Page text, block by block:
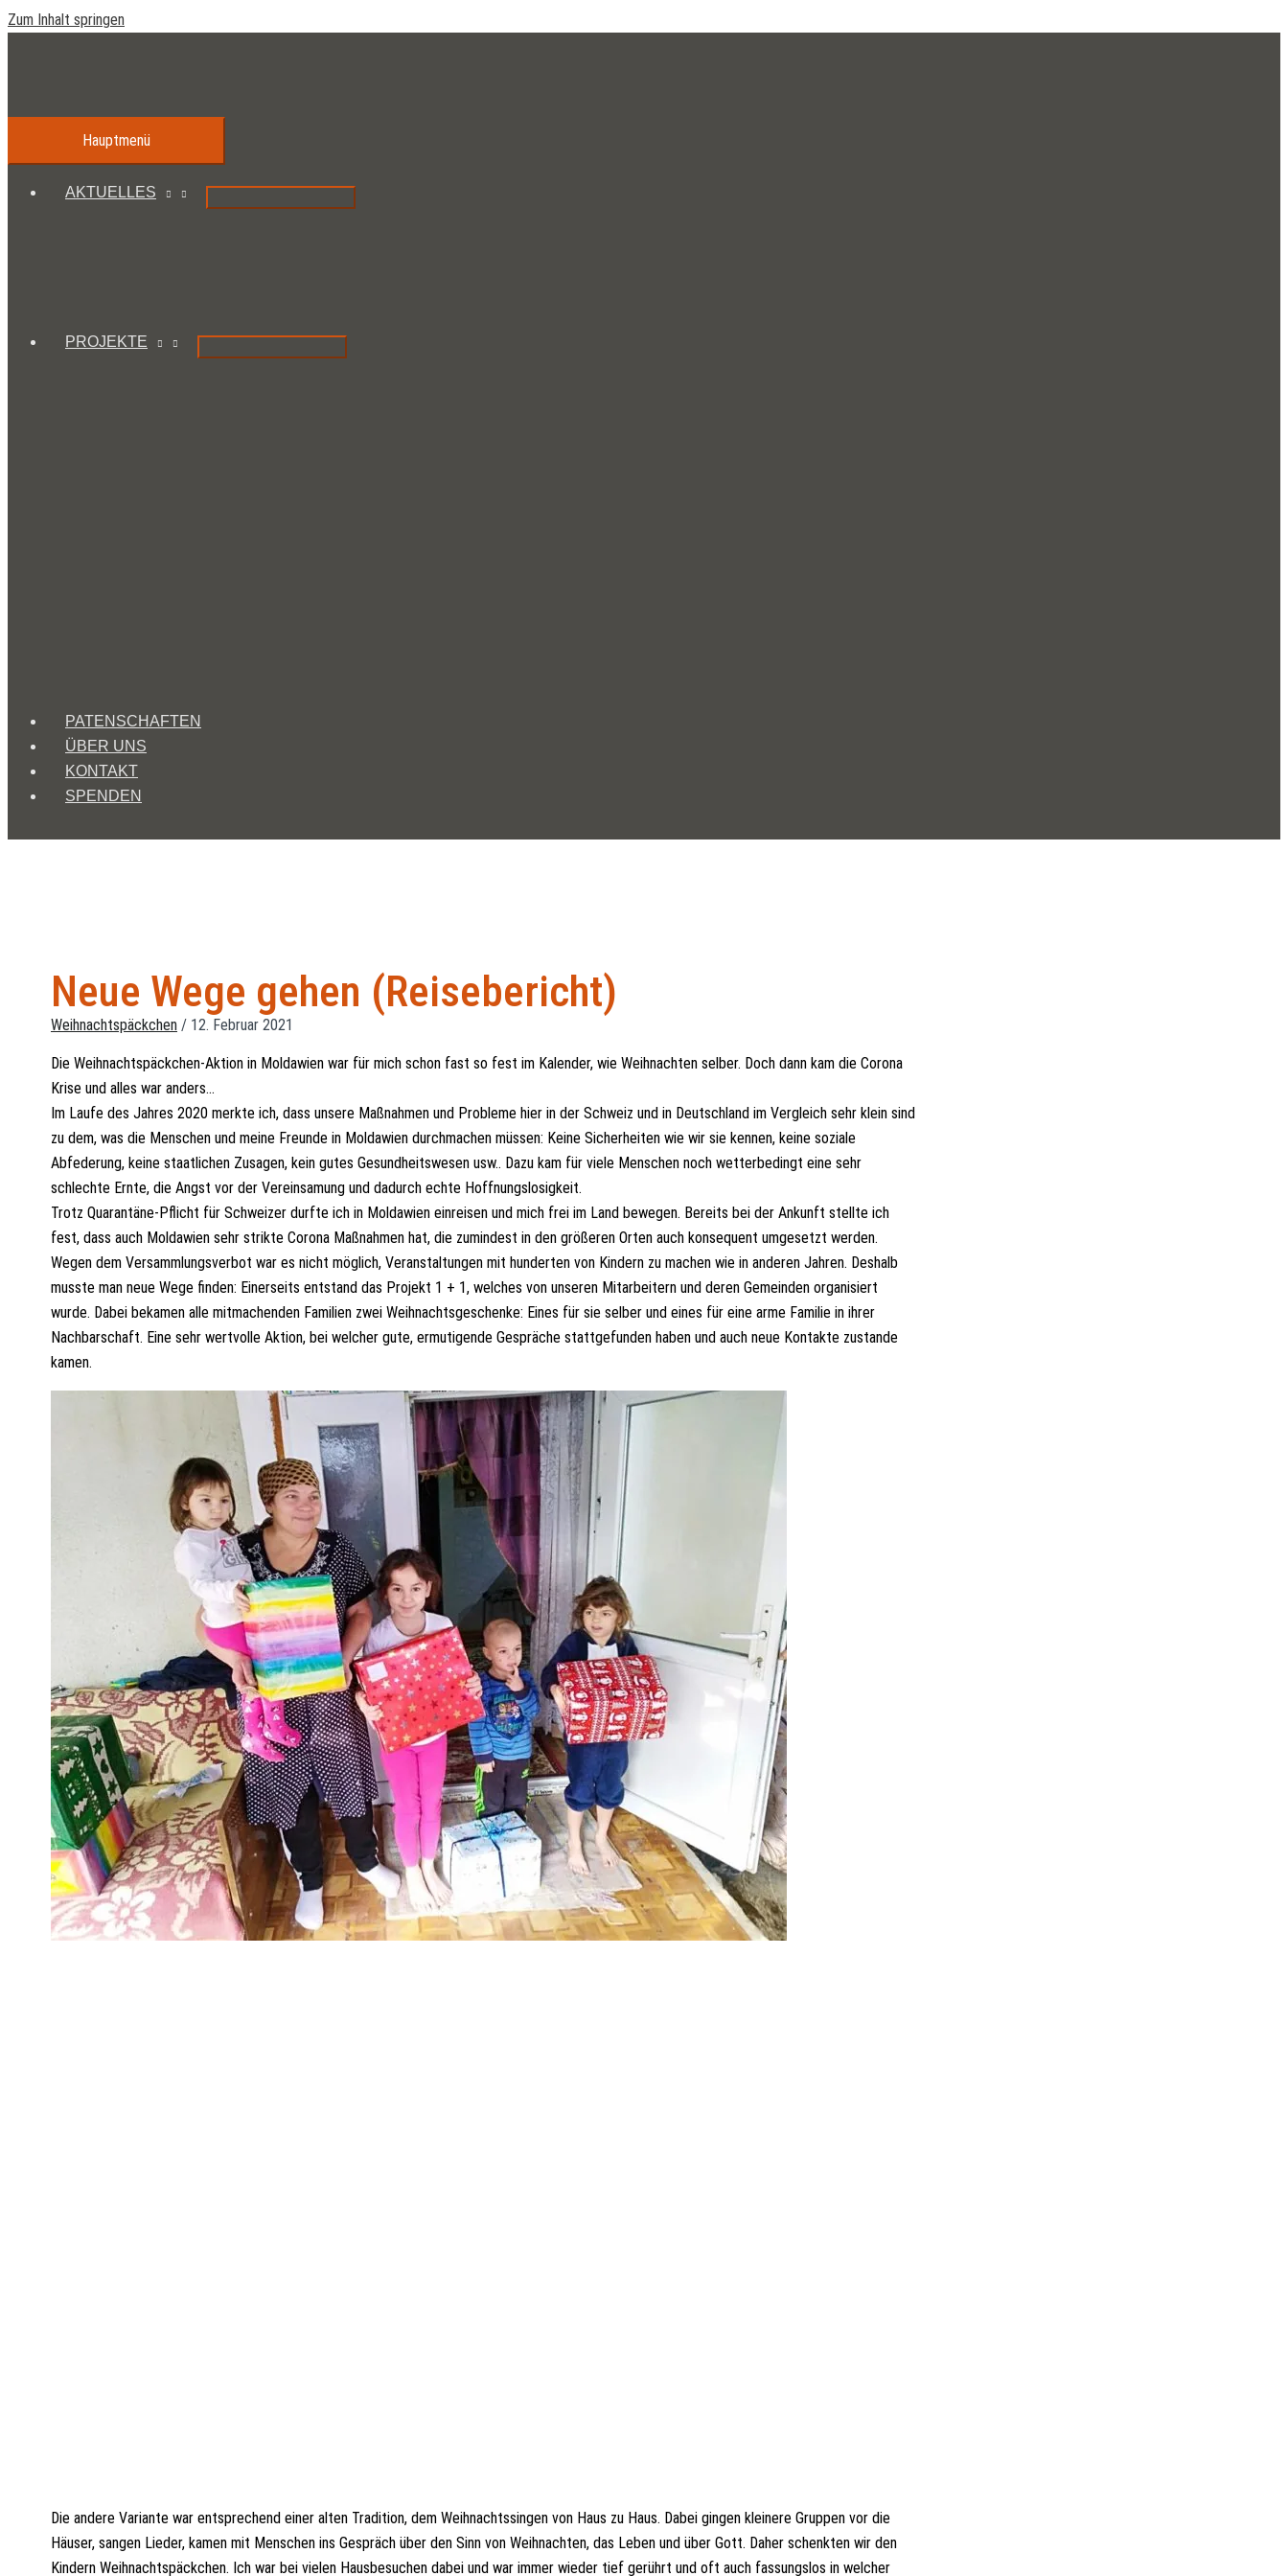
Zum Inhalt springen
Hauptmenü
AKTUELLES
PROJEKTE
PATENSCHAFTEN
ÜBER UNS
KONTAKT
SPENDEN
Neue Wege gehen (Reisebericht)
Weihnachtspäckchen / 12. Februar 2021
Die Weihnachtspäckchen-Aktion in Moldawien war für mich schon fast so fest im Kalender, wie Weihnachten selber. Doch dann kam die Corona
Krise und alles war anders…
Im Laufe des Jahres 2020 merkte ich, dass unsere Maßnahmen und Probleme hier in der Schweiz und in Deutschland im Vergleich sehr klein sind
zu dem, was die Menschen und meine Freunde in Moldawien durchmachen müssen: Keine Sicherheiten wie wir sie kennen, keine soziale
Abfederung, keine staatlichen Zusagen, kein gutes Gesundheitswesen usw.. Dazu kam für viele Menschen noch wetterbedingt eine sehr
schlechte Ernte, die Angst vor der Vereinsamung und dadurch echte Hoffnungslosigkeit.
Trotz Quarantäne-Pflicht für Schweizer durfte ich in Moldawien einreisen und mich frei im Land bewegen. Bereits bei der Ankunft stellte ich
fest, dass auch Moldawien sehr strikte Corona Maßnahmen hat, die zumindest in den größeren Orten auch konsequent umgesetzt werden.
Wegen dem Versammlungsverbot war es nicht möglich, Veranstaltungen mit hunderten von Kindern zu machen wie in anderen Jahren. Deshalb
musste man neue Wege finden: Einerseits entstand das Projekt 1 + 1, welches von unseren Mitarbeitern und deren Gemeinden organisiert
wurde. Dabei bekamen alle mitmachenden Familien zwei Weihnachtsgeschenke: Eines für sie selber und eines für eine arme Familie in ihrer
Nachbarschaft. Eine sehr wertvolle Aktion, bei welcher gute, ermutigende Gespräche stattgefunden haben und auch neue Kontakte zustande
kamen.
Die andere Variante war entsprechend einer alten Tradition, dem Weihnachtssingen von Haus zu Haus. Dabei gingen kleinere Gruppen vor die
Häuser, sangen Lieder, kamen mit Menschen ins Gespräch über den Sinn von Weihnachten, das Leben und über Gott. Daher schenkten wir den
Kindern Weihnachtspäckchen. Ich war bei vielen Hausbesuchen dabei und war immer wieder tief gerührt und oft auch fassungslos in welcher